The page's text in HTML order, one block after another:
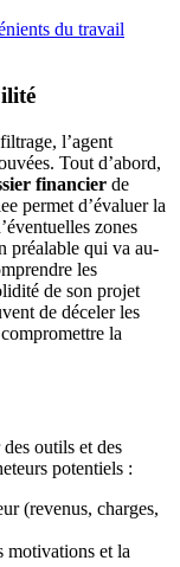
du travail
l’agent
Tout d’abord,
financier de
permet d’évaluer la
zones
préalable qui va au-
les
de son projet
de déceler les
la
outils et des
potentiels :
(revenus, charges,
motivations et la